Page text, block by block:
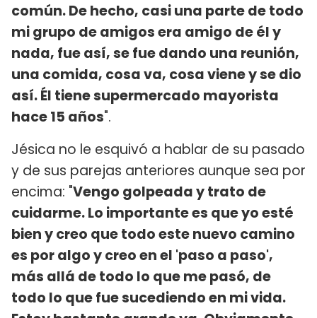
común. De hecho, casi una parte de todo
mi grupo de amigos era amigo de él y
nada, fue así, se fue dando una reunión,
una comida, cosa va, cosa viene y se dio
así. Él tiene supermercado mayorista
hace 15 años".
Jésica no le esquivó a hablar de su pasado
y de sus parejas anteriores aunque sea por
encima: "Vengo golpeada y trato de
cuidarme. Lo importante es que yo esté
bien y creo que todo este nuevo camino
es por algo y creo en el 'paso a paso',
más allá de todo lo que me pasó, de
todo lo que fue sucediendo en mi vida.